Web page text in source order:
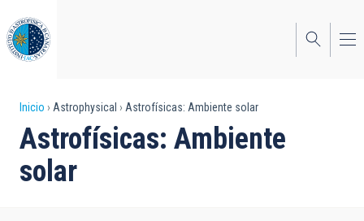
al
contenido
principal
Sobrescribir
enlaces
de
Inicio Astrophysical Astrofísicas: Ambiente solar
Astrofísicas: Ambiente
solar